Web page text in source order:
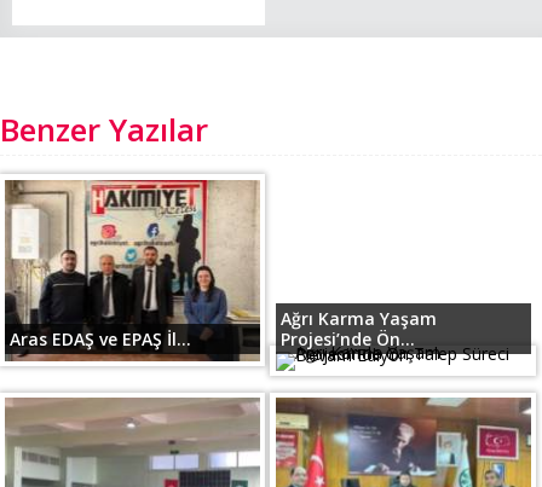
Benzer Yazılar
Aras EDAŞ ve EPAŞ İl...
Ağrı Karma Yaşam
Projesi’nde Ön...